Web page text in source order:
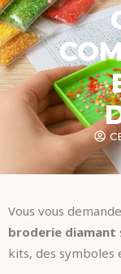
Vous vous
broderie diamant
kits, des symboles